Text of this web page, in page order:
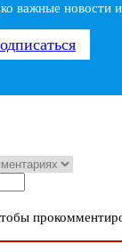
важные новости